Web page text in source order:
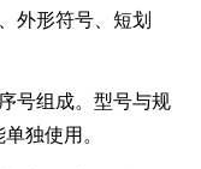
形符号、短划
组成。型号与规
独使用。